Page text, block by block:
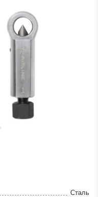
Сталь